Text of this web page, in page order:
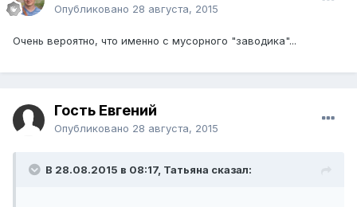
Опубликовано 28 августа, 2015
Очень вероятно, что именно с мусорного "заводика"...
Гость Евгений
Опубликовано 28 августа, 2015
В 28.08.2015 в 08:17, Татьяна сказал: